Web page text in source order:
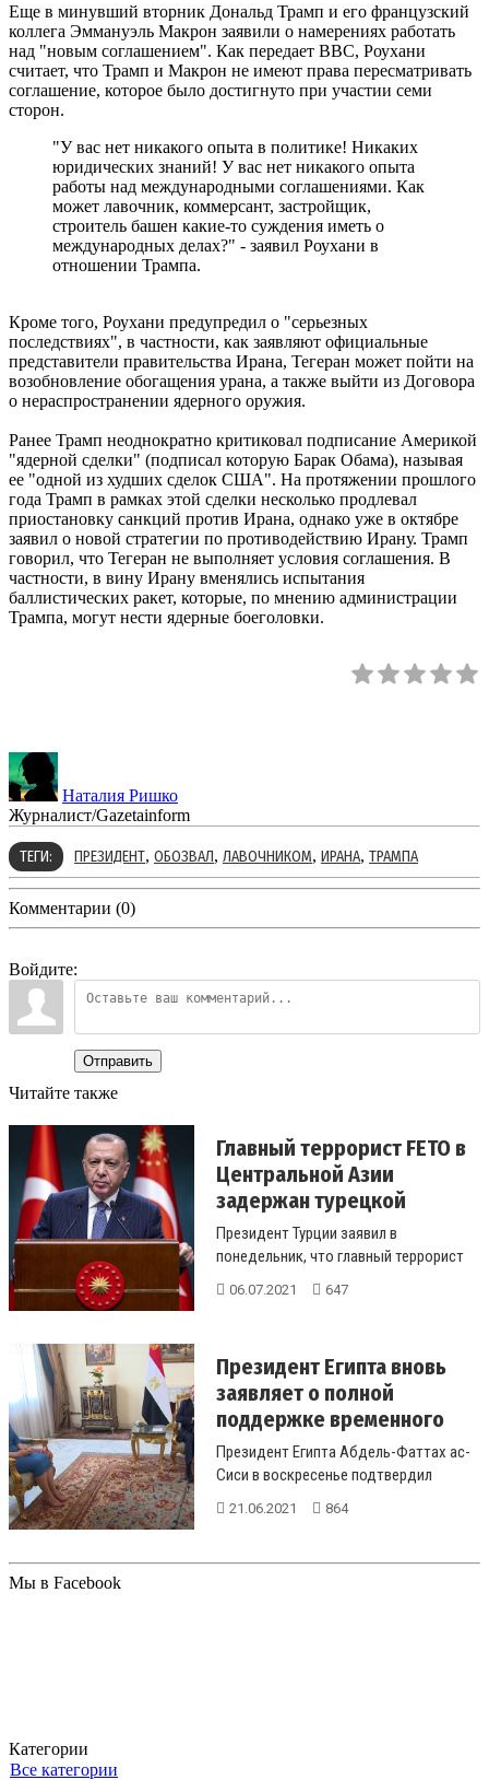
Еще в минувший вторник Дональд Трамп и его французский
коллега Эммануэль Макрон заявили о намерениях работать
над "новым соглашением". Как передает ВВС, Роухани
считает, что Трамп и Макрон не имеют права пересматривать
соглашение, которое было достигнуто при участии семи
сторон.
"У вас нет никакого опыта в политике! Никаких
юридических знаний! У вас нет никакого опыта
работы над международными соглашениями. Как
может лавочник, коммерсант, застройщик,
строитель башен какие-то суждения иметь о
международных делах?" - заявил Роухани в
отношении Трампа.
Кроме того, Роухани предупредил о "серьезных
последствиях", в частности, как заявляют официальные
представители правительства Ирана, Тегеран может пойти на
возобновление обогащения урана, а также выйти из Договора
о нераспространении ядерного оружия.
Ранее Трамп неоднократно критиковал подписание Америкой
"ядерной сделки" (подписал которую Барак Обама), называя
ее "одной из худших сделок США". На протяжении прошлого
года Трамп в рамках этой сделки несколько продлевал
приостановку санкций против Ирана, однако уже в октябре
заявил о новой стратегии по противодействию Ирану. Трамп
говорил, что Тегеран не выполняет условия соглашения. В
частности, в вину Ирану вменялись испытания
баллистических ракет, которые, по мнению администрации
Трампа, могут нести ядерные боеголовки.
Наталия Ришко
Журналист/Gazetainform
ТЕГИ: ПРЕЗИДЕНТ, ОБОЗВАЛ, ЛАВОЧНИКОМ, ИРАНА, ТРАМПА
Комментарии (0)
Войдите:
Отправить
Читайте также
Главный террорист FETO в
Центральной Азии
задержан турецкой
разве...
Президент Турции заявил в
понедельник, что главный террорист
террористической организации
06.07.2021 647
Президент Египта вновь
заявляет о полной
поддержке временного
пра...
Президент Египта Абдель-Фаттах ас-
Сиси в воскресенье подтвердил
полную поддержку его страной
21.06.2021 864
Мы в Facebook
Категории
Все категории